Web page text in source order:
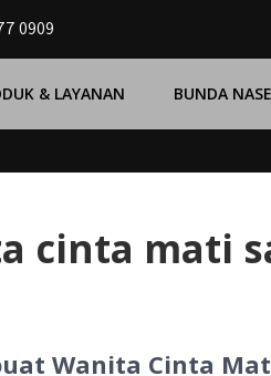
0909
& LAYANAN BUNDA
cinta mati
Wanita Cinta